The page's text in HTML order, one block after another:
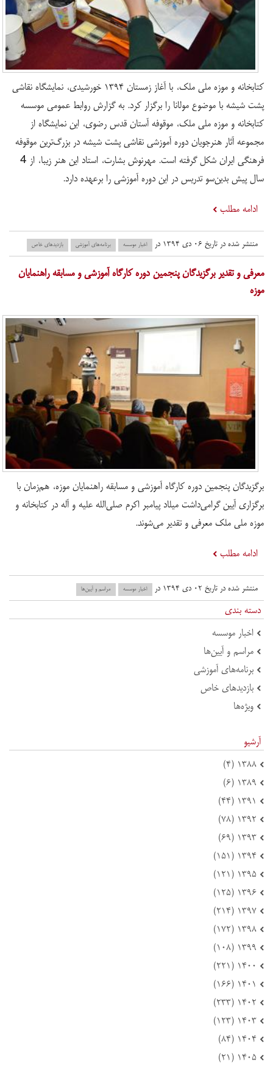
کتابخانه و موزه ملی ملک، با آغاز زمستان ۱۳۹۴ خورشیدی، نمایشگاه نقاشی
پشت شیشه با موضوع مولانا را برگزار کرد. به گزارش روابط عمومی موسسه
کتابخانه و موزه ملی ملک، موقوفه آستان قدس رضوی، این نمایشگاه از
مجموعه آثار هنرجویان دوره آموزشی نقاشی پشت شیشه در بزرگ‌ترین موقوفه
فرهنگی ایران شکل گرفته است. مهرنوش بشارت، استاد این هنر زیبا، از 4
سال پیش بدین‌سو تدریس در این دوره آموزشی را برعهده دارد.
ادامه مطلب
منتشر شده در تاریخ ۰۶ دی ۱۳۹۴ در اخبار موسسه برنامه‌های آموزشی بازدید‌های خاص
معرفی و تقدیر برگزیدگان پنجمین دوره کارگاه آموزشی و مسابقه راهنمایان
موزه
برگزیدگان پنجمین دوره کارگاه آموزشی و مسابقه راهنمایان موزه، هم‌زمان با
برگزاری آیین گرامی‌داشت میلاد پیامبر اکرم صلی‌الله علیه و آله در کتابخانه و
موزه ملی ملک معرفی و تقدیر می‌شوند.
ادامه مطلب
منتشر شده در تاریخ ۰۲ دی ۱۳۹۴ در اخبار موسسه مراسم و آیین‌ها
دسته بندی
اخبار موسسه
مراسم و آیین‌ها
برنامه‌های آموزشی
بازدید‌های خاص
ویژه‌ها
آرشیو
۱۳۸۸ (۴)
۱۳۸۹ (۶)
۱۳۹۱ (۴۴)
۱۳۹۲ (۷۸)
۱۳۹۳ (۶۹)
۱۳۹۴ (۱۵۱)
۱۳۹۵ (۱۲۱)
۱۳۹۶ (۱۲۵)
۱۳۹۷ (۲۱۴)
۱۳۹۸ (۱۷۲)
۱۳۹۹ (۱۰۸)
۱۴۰۰ (۲۲۱)
۱۴۰۱ (۱۶۶)
۱۴۰۲ (۲۳۳)
۱۴۰۳ (۱۲۳)
۱۴۰۴ (۸۴)
۱۴۰۵ (۲۱)